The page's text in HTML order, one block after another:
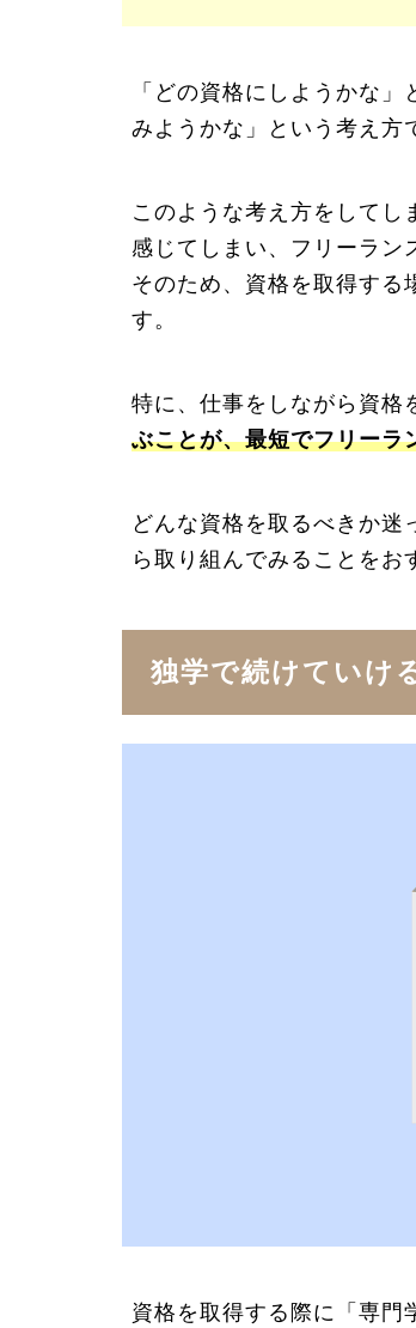
「どの資格にしようかな
みようかな」という考え方
このような考え方をしてし
感じてしまい、フリーラン
そのため、資格を取得する
す。
特に、仕事をしながら資格
ぶことが、最短でフリーラ
どんな資格を取るべきか迷
ら取り組んでみることをお
独学で続けていけ
資格を取得する際に「専門